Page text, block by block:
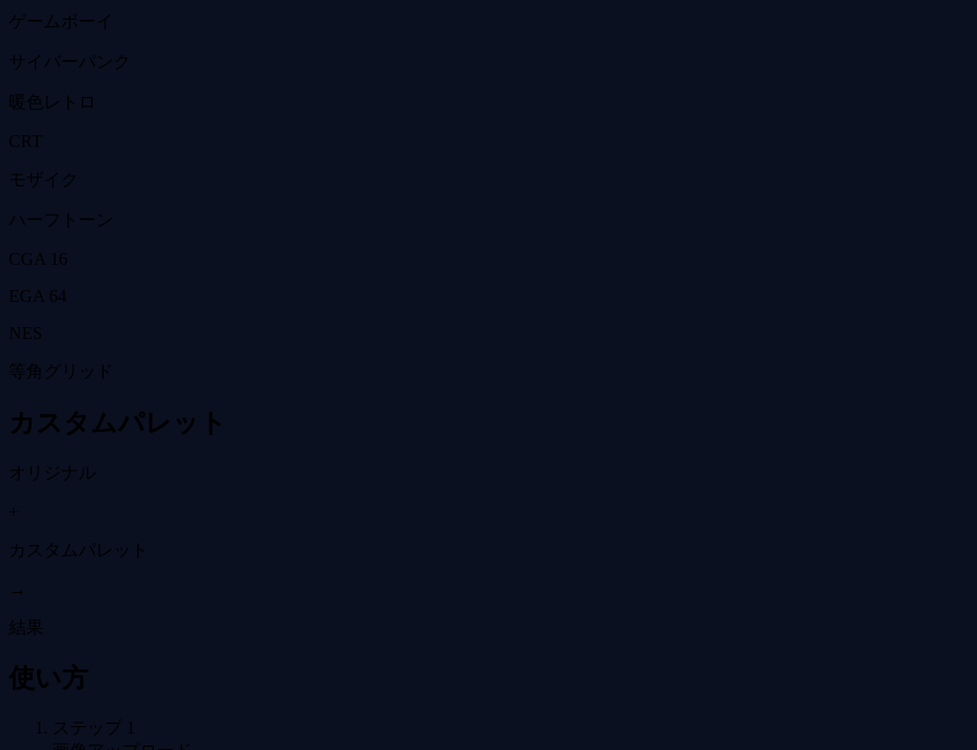
ゲームボーイ
サイバーパンク
暖色レトロ
CRT
モザイク
ハーフトーン
CGA 16
EGA 64
NES
等角グリッド
カスタムパレット
オリジナル
+
カスタムパレット
→
結果
使い方
ステップ
1